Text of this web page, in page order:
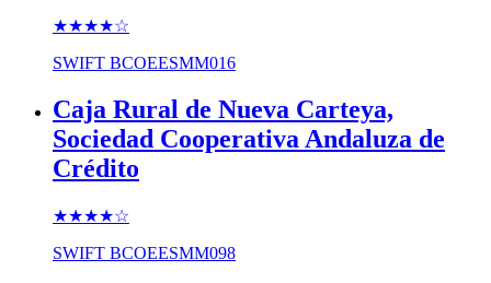
★★★★☆
SWIFT BCOEESMM016
Caja Rural de Nueva Carteya,
Sociedad Cooperativa Andaluza de
Crédito
★★★★☆
SWIFT BCOEESMM098